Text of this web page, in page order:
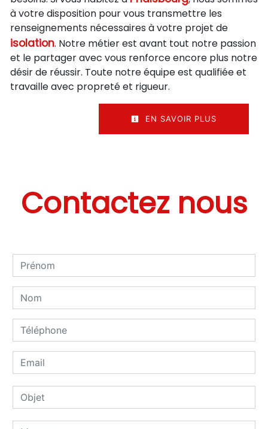
à votre disposition pour vous transmettre les
renseignements nécessaires à votre projet de
isolation. Notre métier est avant tout notre passion
et le partager avec vous renforce encore plus notre
désir de réussir. Toute notre équipe est qualifiée et
travaille avec propreté et rigueur.
EN SAVOIR PLUS
Contactez nous